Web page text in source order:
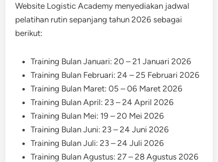
Website Logistic Academy menyediakan jadwal
pelatihan rutin sepanjang tahun 2026 sebagai
berikut:
Training Bulan Januari: 20 – 21 Januari 2026
Training Bulan Februari: 24 – 25 Februari 2026
Training Bulan Maret: 05 – 06 Maret 2026
Training Bulan April: 23 – 24 April 2026
Training Bulan Mei: 19 – 20 Mei 2026
Training Bulan Juni: 23 – 24 Juni 2026
Training Bulan Juli: 23 – 24 Juli 2026
Training Bulan Agustus: 27 – 28 Agustus 2026